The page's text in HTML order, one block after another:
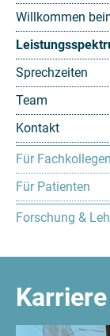
Willkommen
Sprechzeiten
Team
Kontakt
Für Fachkollegen
Für Patienten
Forschung &